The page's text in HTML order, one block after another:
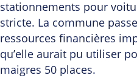
stationnements pour
stricte. La commune
ressources financières
qu’elle aurait pu utiliser
maigres 50 places.